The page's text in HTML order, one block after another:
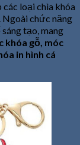
loại chìa khóa
Ngoài chức năng
tạo, mang
khóa gỗ, móc
in hình cá